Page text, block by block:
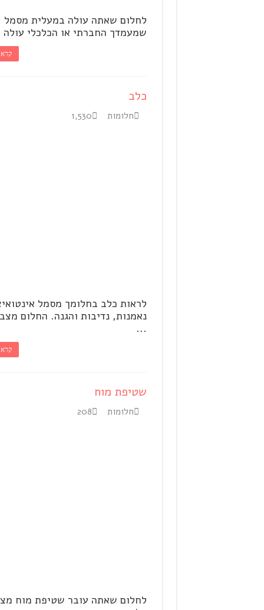
לחלום שאתה עולה במעלית מסמל
שמעמדך החברתי או הכלכלי
קרא
כלב
חלומות 1,530
לראות כלב בחלומך מסמל
נאמנות, נדיבות והגנה. החלום
...
קרא
שטיפת מוח
חלומות 208
לחלום שאתה עובר שטיפת מוח